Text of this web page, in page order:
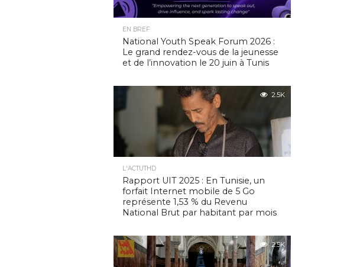
EN BREF
National Youth Speak Forum 2026 :
Le grand rendez-vous de la jeunesse
et de l’innovation le 20 juin à Tunis
2.5K
L'ACTUTHD
Rapport UIT 2025 : En Tunisie, un
forfait Internet mobile de 5 Go
représente 1,53 % du Revenu
National Brut par habitant par mois
2.5K